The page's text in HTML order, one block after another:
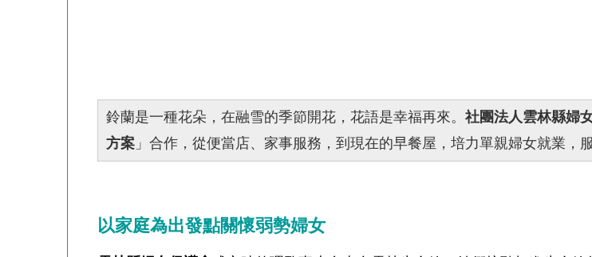
鈴蘭是一種花朵，在融雪的季節開花，花語是幸福再來。 社團法人雲林縣婦
方案 」合作，從便當店、家事服務，到現在的早餐屋，培力單親婦女就業，
以家庭為出發點關懷弱勢婦女